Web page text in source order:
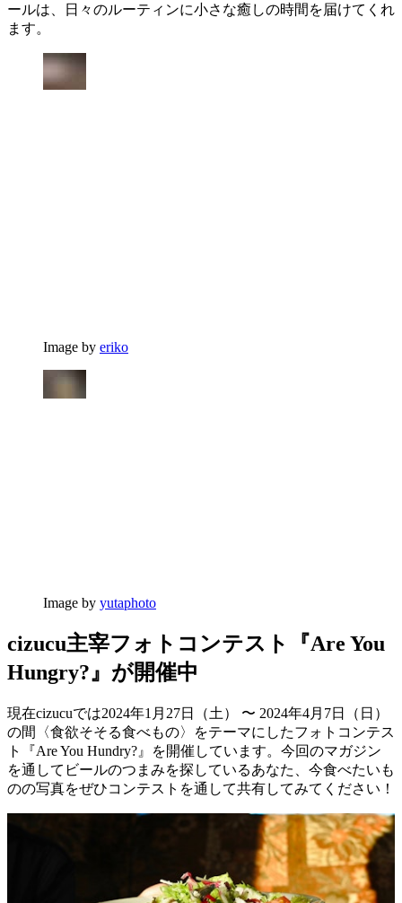
ールは、日々のルーティンに小さな癒しの時間を届けてくれ
ます。
Image by eriko
Image by yutaphoto
cizucu主宰フォトコンテスト『Are You
Hungry?』が開催中
現在cizucuでは2024年1月27日（土） 〜 2024年4月7日（日）
の間〈食欲そそる食べもの〉をテーマにしたフォトコンテス
ト『Are You Hundry?』を開催しています。今回のマガジン
を通してビールのつまみを探しているあなた、今食べたいも
のの写真をぜひコンテストを通して共有してみてください！